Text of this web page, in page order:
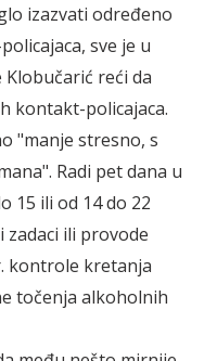
izazvati određeno
sve je u
reći da
kontakt-policajaca.
"manje stresno, s
Radi pet dana u
15 ili od 14 do 22
zadaci ili provode
kontrole kretanja
točenja alkoholnih